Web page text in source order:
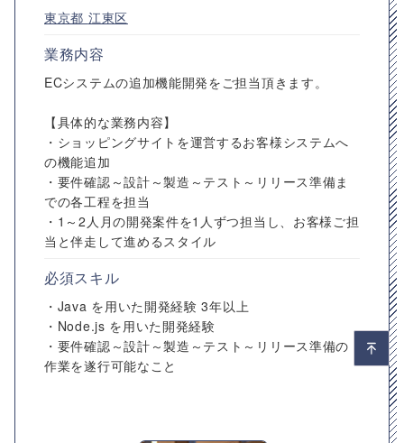
東京都 江東区
業務内容
ECシステムの追加機能開発をご担当頂きます。
【具体的な業務内容】
・ショッピングサイトを運営するお客様システムへ
の機能追加
・要件確認～設計～製造～テスト～リリース準備ま
での各工程を担当
・1～2人月の開発案件を1人ずつ担当し、お客様ご担
当と伴走して進めるスタイル
必須スキル
・Java を用いた開発経験 3年以上
・Node.js を用いた開発経験
・要件確認～設計～製造～テスト～リリース準備の
作業を遂行可能なこと